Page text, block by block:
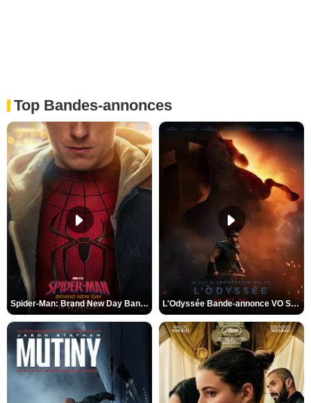
Top Bandes-annonces
Spider-Man: Brand New Day Bande-annonce VO STFR L'Odyssée Bande-annonce VO STFR